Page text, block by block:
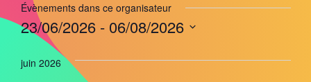
Évènements dans ce organisateur
23/06/2026 - 06/08/2026
Sélectionnez
une
date.
juin 2026